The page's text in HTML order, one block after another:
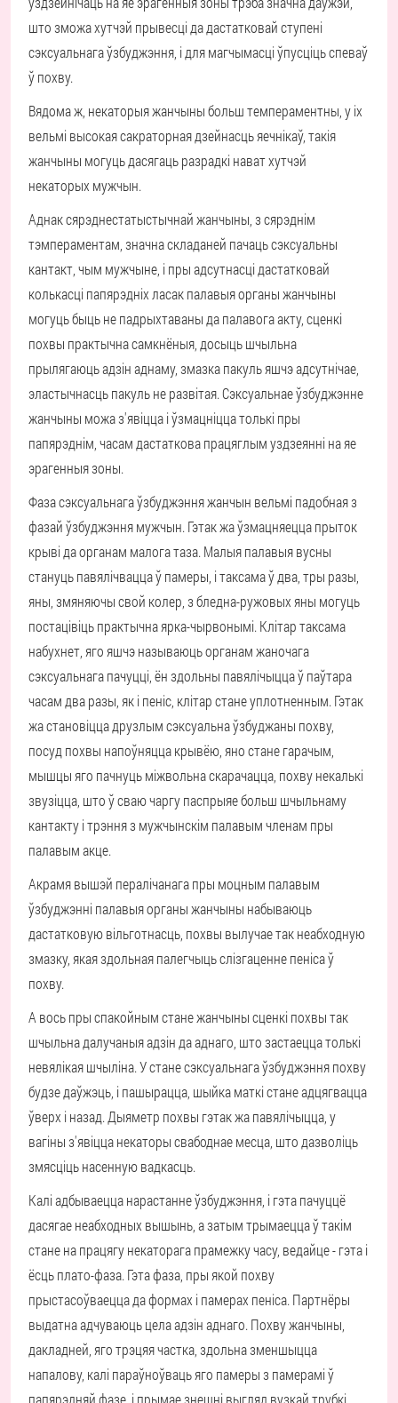
што зможа хутчэй прывесці да дастатковай ступені
сэксуальнага ўзбуджэння, і для магчымасці ўпусціць спеваў
ў похву.
Вядома ж, некаторыя жанчыны больш темпераментны, у іх
вельмі высокая сакраторная дзейнасць яечнікаў, такія
жанчыны могуць дасягаць разрадкі нават хутчэй
некаторых мужчын.
Аднак сярэднестатыстычнай жанчыны, з сярэднім
тэмпераментам, значна складаней пачаць сэксуальны
кантакт, чым мужчыне, і пры адсутнасці дастатковай
колькасці папярэдніх ласак палавыя органы жанчыны
могуць быць не падрыхтаваны да палавога акту, сценкі
похвы практычна самкнёныя, досыць шчыльна
прылягаюць адзін аднаму, змазка пакуль яшчэ адсутнічае,
эластычнасць пакуль не развітая. Сэксуальнае ўзбуджэнне
жанчыны можа з'явіцца і ўзмацніцца толькі пры
папярэднім, часам дастаткова працяглым уздзеянні на яе
эрагенныя зоны.
Фаза сэксуальнага ўзбуджэння жанчын вельмі падобная з
фазай ўзбуджэння мужчын. Гэтак жа ўзмацняецца прыток
крыві да органам малога таза. Малыя палавыя вусны
стануць павялічвацца ў памеры, і таксама ў два, тры разы,
яны, змяняючы свой колер, з бледна-ружовых яны могуць
постацівіць практычна ярка-чырвонымі. Клітар таксама
набухнет, яго яшчэ называюць органам жаночага
сэксуальнага пачуцці, ён здольны павялічыцца ў паўтара
часам два разы, як і пеніс, клітар стане уплотненным. Гэтак
жа становіцца друзлым сэксуальна ўзбуджаны похву,
посуд похвы напоўняцца крывёю, яно стане гарачым,
мышцы яго пачнуць міжвольна скарачацца, похву некалькі
звузіцца, што ў сваю чаргу паспрыяе больш шчыльнаму
кантакту і трэння з мужчынскім палавым членам пры
палавым акце.
Акрамя вышэй пералічанага пры моцным палавым
ўзбуджэнні палавыя органы жанчыны набываюць
дастатковую вільготнасць, похвы вылучае так неабходную
змазку, якая здольная палегчыць слізгаценне пеніса ў
похву.
А вось пры спакойным стане жанчыны сценкі похвы так
шчыльна далучаныя адзін да аднаго, што застаецца толькі
невялікая шчыліна. У стане сэксуальнага ўзбуджэння похву
будзе даўжэць, і пашырацца, шыйка маткі стане адцягвацца
ўверх і назад. Дыяметр похвы гэтак жа павялічыцца, у
вагіны з'явіцца некаторы свабоднае месца, што дазволіць
змясціць насенную вадкасць.
Калі адбываецца нарастанне ўзбуджэння, і гэта пачуццё
дасягае неабходных вышынь, а затым трымаецца ў такім
стане на працягу некаторага прамежку часу, ведайце - гэта і
ёсць плато-фаза. Гэта фаза, пры якой похву
прыстасоўваецца да формах і памерах пеніса. Партнёры
выдатна адчуваюць цела адзін аднаго. Похву жанчыны,
дакладней, яго трэцяя частка, здольна зменшыцца
напалову, калі параўноўваць яго памеры з памерамі ў
папярэдняй фазе, і прымае знешні выгляд вузкай трубкі.